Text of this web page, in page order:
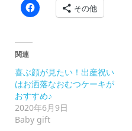
Facebook
で
ク
リ
ッ
ク
し
て
く
だ
その他
関連
喜ぶ顔が見たい！出産祝い
はお洒落なおむつケーキが
おすすめ♪
2020年6月9日
Baby gift